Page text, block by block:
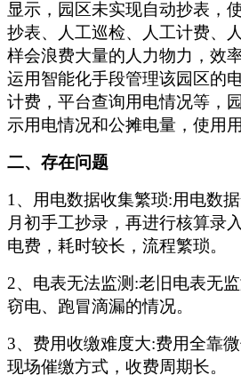
显示，园区未实现自动抄表，
抄表、人工巡检、人工计费、
样会浪费大量的人力物力，效
运用智能化手段管理该园区的
计费，平台查询用电情况等，
示用电情况和公摊电量，使用
二、存在问题
1 、用电数据收集繁琐:用电数
月初手工抄录，再进行核算录
电费，耗时较长，流程繁琐。
2、电表无法监测 :老旧电表无
窃电、跑冒滴漏的情况。
3、费用收缴难度大:费用全靠
现场催缴方式，收费周期长。